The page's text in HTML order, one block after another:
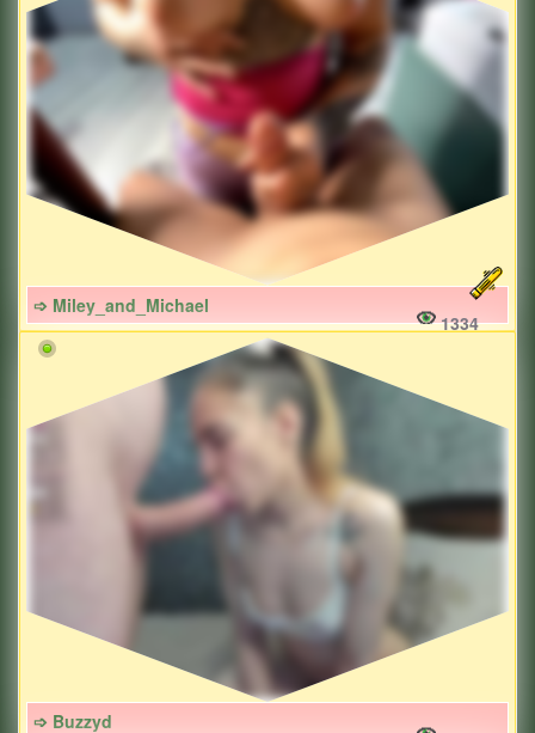
➩ Miley_and_Michael
1334
➩ Buzzyd